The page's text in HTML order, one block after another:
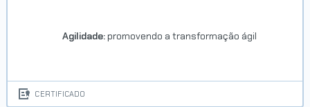
Negócios Digitais
Agilidade: promovendo a transformação ágil
CERTIFICADO